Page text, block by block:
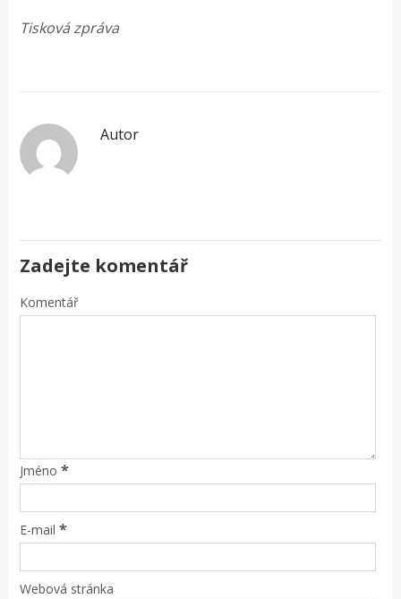
Tisková zpráva
Autor
Zadejte komentář
Komentář
Jméno *
E-mail *
Webová stránka